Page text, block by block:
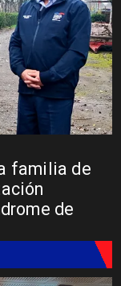
familia de
de